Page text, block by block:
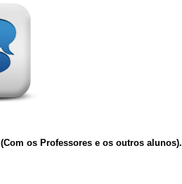
(Com os Professores e os outros alunos).